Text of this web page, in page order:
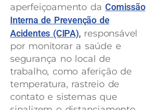
aperfeiçoamento daComissão
Interna de Prevenção de
Acidentes (CIPA),responsável
por monitorar a saúde e
segurança no local de
trabalho, como aferição de
temperatura, rastreio de
contato e sistemas que